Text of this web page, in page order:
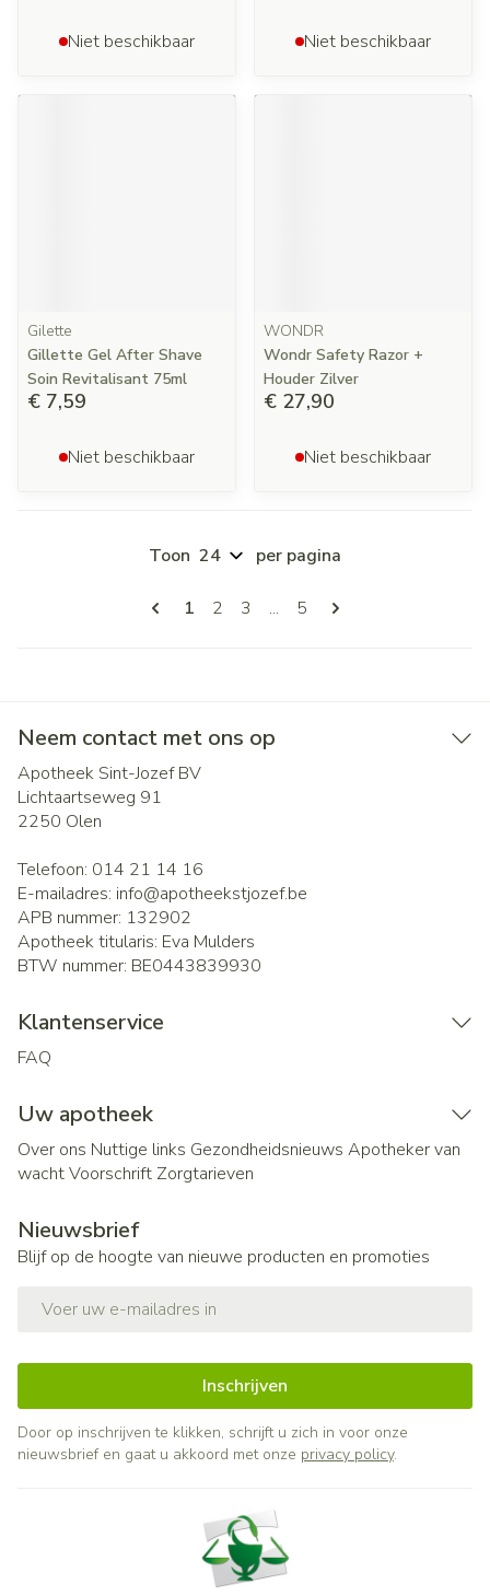
Niet beschikbaar Niet beschikbaar
Gilette
Gillette Gel After Shave
Soin Revitalisant 75ml
€ 7,59
Niet beschikbaar
WONDR
Wondr Safety Razor +
Houder Zilver
€ 27,90
Niet beschikbaar
Pagina's
U lees momenteel pagina
1 Pagina
2 Pagina
3 ... Pagina
5
Toon per pagina
Neem contact met ons op
Apotheek Sint-Jozef BV
Lichtaartseweg 91
2250 Olen
Telefoon: 014 21 14 16
E-mailadres: info@apotheekstjozef.be
APB nummer: 132902
Apotheek titularis: Eva Mulders
BTW nummer: BE0443839930
Klantenservice
FAQ
Uw apotheek
Over ons Nuttige links Gezondheidsnieuws Apotheker van
wachtVoorschrift Zorgtarieven
Nieuwsbrief
Blijf op de hoogte van nieuwe producten en promoties
Inschrijven
Door op inschrijven te klikken, schrijft u zich in voor onze
nieuwsbrief en gaat u akkoord met onze privacy policy.